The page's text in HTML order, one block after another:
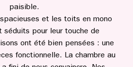
paisible.
et les toits en mono
séduits pour leur touche de
ont été bien pensées : une
fonctionnelle. La chambre au